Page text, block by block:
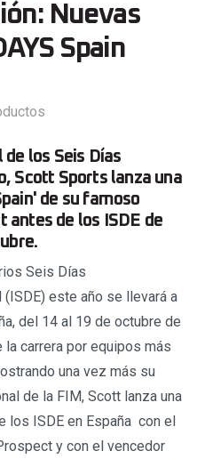
Nuevas
Spain
los Seis Días
Scott Sports lanza una
de su famoso
antes de los ISDE de
Seis Días
este año se llevará a
del 14 al 19 de octubre de
carrera por equipos más
una vez más su
de la FIM, Scott lanza una
los ISDE en España con el
y con el vencedor